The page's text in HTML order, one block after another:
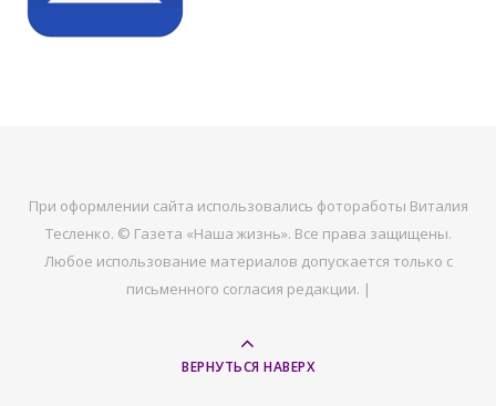
При оформлении сайта использовались фотоработы Виталия
Тесленко. © Газета «Наша жизнь». Все права защищены.
Любое использование материалов допускается только с
письменного согласия редакции. |
ВЕРНУТЬСЯ НАВЕРХ